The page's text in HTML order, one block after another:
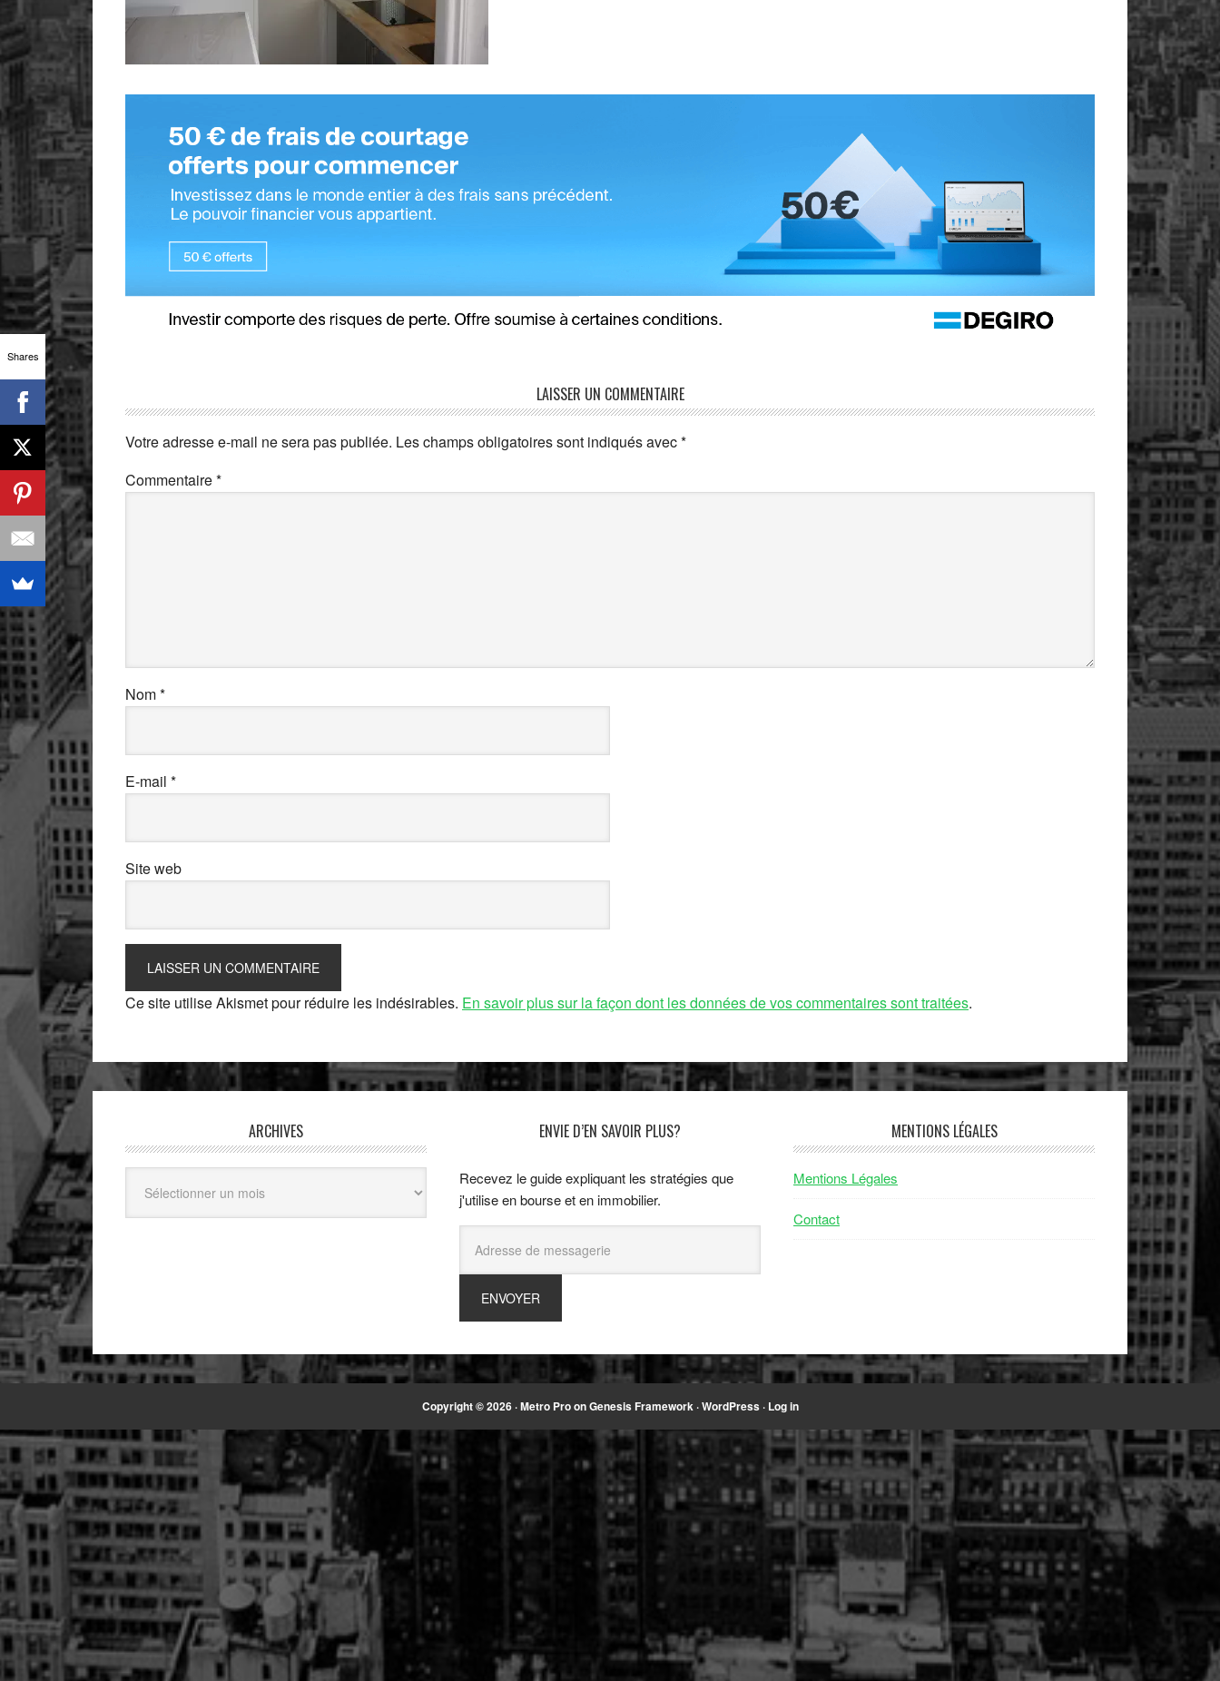
LAISSER UN COMMENTAIRE
Votre adresse e-mail ne sera pas publiée. Les champs obligatoires sont indiqués avec*
Commentaire*
Nom*
E-mail *
Site web
Ce site utilise Akismet pour réduire les indésirables. En savoir plus sur la façon dont les données de vos commentaires sont traitées.
ARCHIVES ENVIE D’EN SAVOIR PLUS?
Recevez le guide expliquant les stratégies que
j'utilise en bourse et en immobilier.
MENTIONS LÉGALES
Mentions Légales
Contact
Copyright © 2026 ·Metro ProonGenesis Framework·WordPress· Log in
Shares